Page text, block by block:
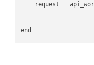
request =